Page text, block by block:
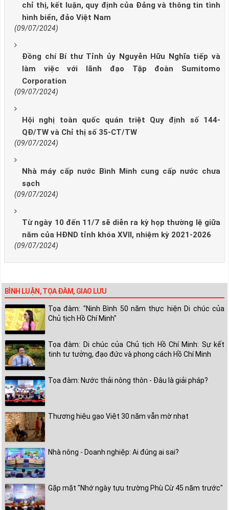
chỉ thị, kết luận, quy định của Đảng và thông tin tình
hình biển, đảo Việt Nam
(09/07/2024)
Đồng chí Bí thư Tỉnh ủy Nguyễn Hữu Nghĩa tiếp và
làm việc với lãnh đạo Tập đoàn Sumitomo
Corporation
(09/07/2024)
Hội nghị toàn quốc quán triệt Quy định số 144-
QĐ/TW và Chỉ thị số 35-CT/TW
(09/07/2024)
Nhà máy cấp nước Bình Minh cung cấp nước chưa
sạch
(09/07/2024)
Từ ngày 10 đến 11/7 sẽ diễn ra kỳ họp thường lệ giữa
năm của HĐND tỉnh khóa XVII, nhiệm kỳ 2021-2026
(09/07/2024)
BÌNH LUẬN, TỌA ĐÀM, GIAO LƯU
Tọa đàm: "Ninh Bình 50 năm thực hiện Di chúc của
Chủ tịch Hồ Chí Minh"
Tọa đàm: Di chúc của Chủ tịch Hồ Chí Minh: Sự kết
tinh tư tưởng, đạo đức và phong cách Hồ Chí Minh
Tọa đàm: Nước thải nông thôn - Đâu là giải pháp?
Thương hiệu gạo Việt 30 năm vẫn mờ nhạt
Nhà nông - Doanh nghiệp: Ai đúng ai sai?
Gặp mặt "Nhớ ngày tựu trường Phù Cừ 45 năm trước"